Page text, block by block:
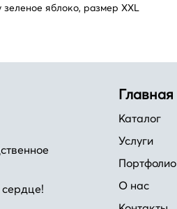
яблоко, размер XXL
Главная
Каталог
Услуги
Портфолио
О нас